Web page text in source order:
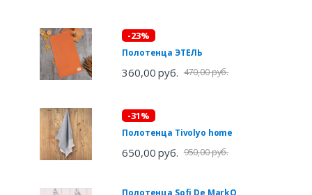
-23%
Полотенца ЭТЕЛЬ
360,00 руб. 470,00 руб.
-31%
Полотенца Tivolyo home
650,00 руб. 950,00 руб.
Полотенца Sofi De MarkO